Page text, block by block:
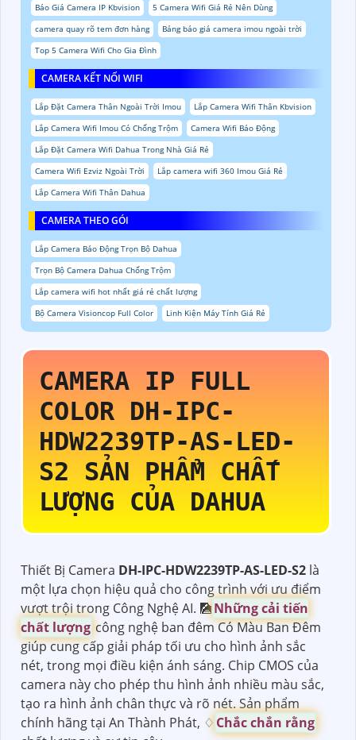
Báo Giá Camera IP Kbvision
5 Camera Wifi Giá Rẻ Nên Dùng
camera quay rõ tem đơn hàng
Bảng báo giá camera imou ngoài trời
Top 5 Camera Wifi Cho Gia Đình
CAMERA KẾT NỐI WIFI
Lắp Đặt Camera Thân Ngoài Trời Imou
Lắp Camera Wifi Thân Kbvision
Lắp Camera Wifi Imou Có Chống Trộm
Camera Wifi Báo Động
Lắp Đặt Camera Wifi Dahua Trong Nhà Giá Rẻ
Camera Wifi Ezviz Ngoài Trời
Lắp camera wifi 360 Imou Giá Rẻ
Lắp Camera Wifi Thân Dahua
CAMERA THEO GÓI
Lắp Camera Báo Động Trọn Bộ Dahua
Trọn Bộ Camera Dahua Chống Trộm
Lắp camera wifi hot nhất giá rẻ chất lượng
Bộ Camera Visioncop Full Color
Linh Kiện Máy Tính Giá Rẻ
CAMERA IP FULL
COLOR DH-IPC-
HDW2239TP-AS-LED-
S2 SẢN PHẨM CHẤT
LƯỢNG CỦA DAHUA
Thiết Bị Camera DH-IPC-HDW2239TP-AS-LED-S2 là
một lựa chọn hiệu quả cho công trình với ưu điểm
vượt trội trong Công Nghệ AI. 🎑Những cải tiến
chất lượng công nghệ ban đêm Có Màu Ban Đêm
giúp cung cấp giải pháp tối ưu cho hình ảnh sắc
nét, trong mọi điều kiện ánh sáng. Chip CMOS của
camera này cho phép thu hình ảnh nhiều màu sắc,
tạo ra hình ảnh chân thực và rõ nét. Sản phẩm
chính hãng tại An Thành Phát, ♢ Chắc chắn rằng